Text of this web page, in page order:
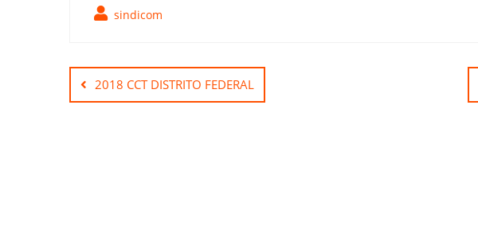
sindicom
Navegação
de2018 CCT DISTRITO FEDERAL